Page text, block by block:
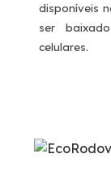
disponíveis
ser
celulares.